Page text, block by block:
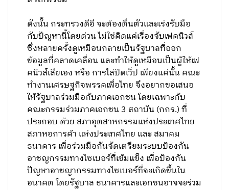
ดังนั้น กระทรวงดีอี จะต้องตื่นตัวและเร่งรับมือ
กับปัญหานี้โดยด่วน ไม่ใช่คิดแค่เรื่องจับเฟคนิวส์
ซึ่งหลายครั้งดูเหมือนกลายเป็นรัฐบาลที่ออก
ข้อมูลที่คลาดเคลื่อน​ และทำให้ดูเหมือนเป็นผู้ให้เฟ
คนิวส์เสียเอง หรือ การไล่ปิดเว็ป เพียงแค่นั้น คณะ
ทำงานเศรษฐกิจพรรคเพื่อไทย จึงอยากขอเสนอ
ให้รัฐบาลร่วมมือกับภาคเอกชน โดยเฉพาะกับ
คณะกรรมร่วมภาคเอกชน 3 สถาบัน (กกร.) ที่
ประกอบ ด้วย สภาอุตสาหกรรมแห่งประเทศไทย
สภาหอการค้า แห่งประเทศไทย และ สมาคม
ธนาคาร เพื่อร่วมมือกันจัดเตรียมระบบป้องกัน
อาชญกรรมทางไซเบอร์ที่เข้มแข็ง เพื่อป้องกัน
ปัญหาอาชญากรรมทางไซเบอร์ที่จะเกิดขึ้นใน
อนาคต โดยรัฐบาล ธนาคารและเอกชนอาจจะร่วม